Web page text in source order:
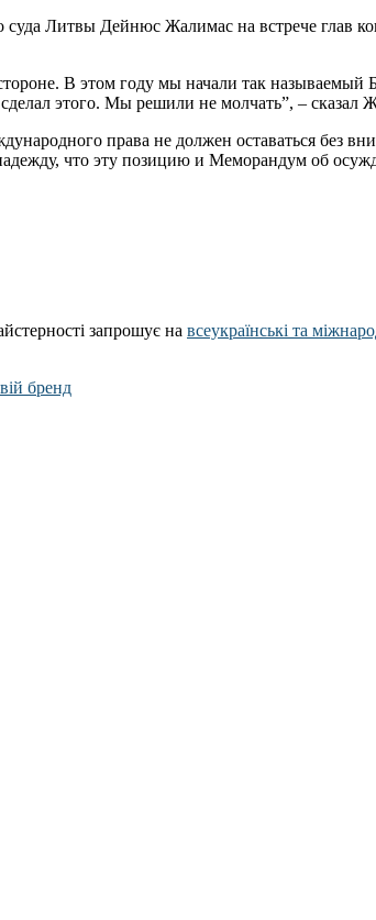
суда Литвы Дейнюс Жалимас на встрече глав
В этом году мы начали так
этого. Мы решили не молчать”, – сказал
права не должен оставаться без
что эту позицию и Меморандум об
запрошує на всеукраїнські та